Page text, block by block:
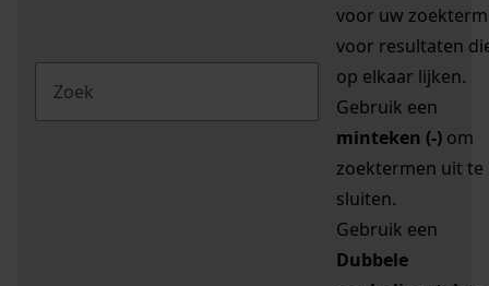
voor uw zoekterm
voor resultaten
op elkaar lijken.
Gebruik een
minteken (-) om
zoektermen uit te
sluiten.
Gebruik een
Dubbele